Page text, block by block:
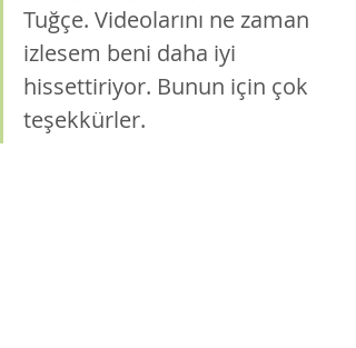
Tuğçe. Videolarını ne zaman
izlesem beni daha iyi
hissettiriyor. Bunun için çok
teşekkürler.